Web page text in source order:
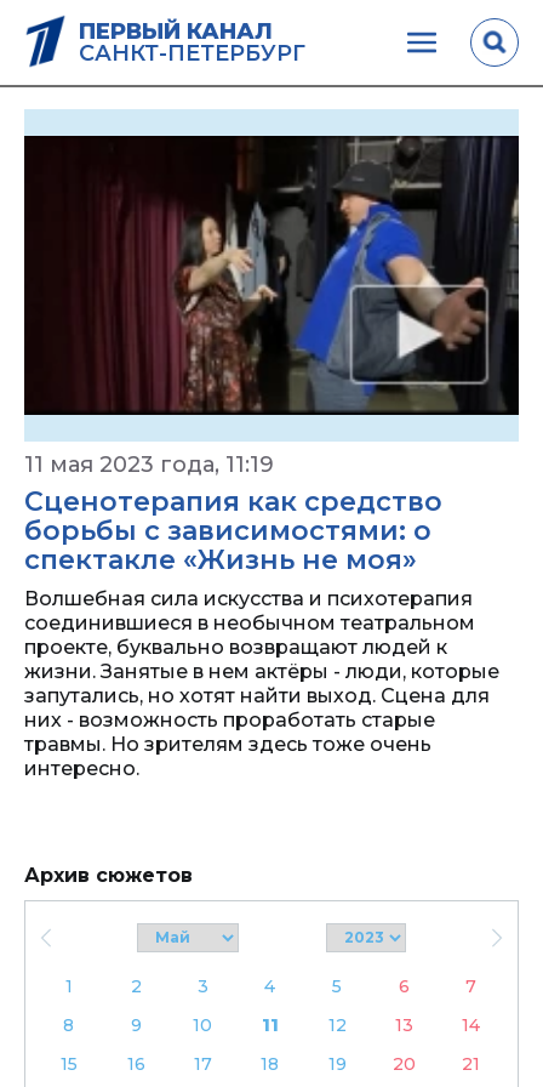
ПЕРВЫЙ КАНАЛ
САНКТ-ПЕТЕРБУРГ
11 мая 2023 года, 11:19
Сценотерапия как средство
борьбы с зависимостями: о
спектакле «Жизнь не моя»
Волшебная сила искусства и психотерапия
соединившиеся в необычном театральном
проекте, буквально возвращают людей к
жизни. Занятые в нем актёры - люди, которые
запутались, но хотят найти выход. Сцена для
них - возможность проработать старые
травмы. Но зрителям здесь тоже очень
интересно.
Архив сюжетов
1 2 3 4 5 6
7
8
9 10 11 12 13
14
15
16 17 18 19 20 21